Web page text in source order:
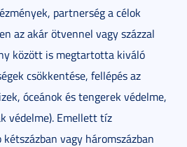
partnerség a célok
az akár ötvennel vagy százzal
között is megtartotta kiváló
csökkentése, fellépés az
óceánok és tengerek védelme,
védelme). Emellett tíz
vagy háromszázban